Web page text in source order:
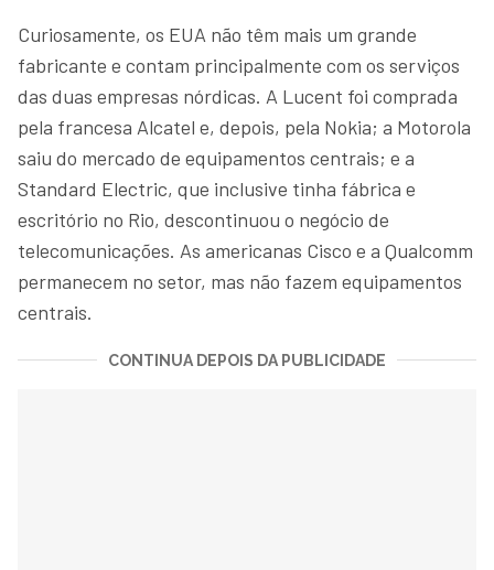
Curiosamente, os EUA não têm mais um grande
fabricante e contam principalmente com os serviços
das duas empresas nórdicas. A Lucent foi comprada
pela francesa Alcatel e, depois, pela Nokia; a Motorola
saiu do mercado de equipamentos centrais; e a
Standard Electric, que inclusive tinha fábrica e
escritório no Rio, descontinuou o negócio de
telecomunicações. As americanas Cisco e a Qualcomm
permanecem no setor, mas não fazem equipamentos
centrais.
CONTINUA DEPOIS DA PUBLICIDADE